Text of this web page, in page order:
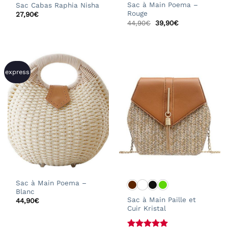
Sac Cabas Raphia Nisha
27,90€
Sac à Main Poema –
Rouge
44,90€ Le
prix
39,90€Le
express
Sac à Main Poema –
Blanc
44,90€
Sac à Main Paille et
Cuir Kristal